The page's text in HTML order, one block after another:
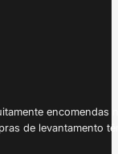
de levantamento